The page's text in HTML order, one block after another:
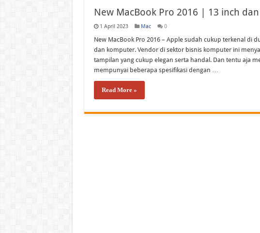
MacBook Air M5 Resmi Hadir: Apa
Rahasia Menggunakan iPad Lebih Cepat
iPad Generasi Terbaru Hadir dengan
WWDC 2026 Bikin Heboh! Siri AI dan
New MacBook Pro 2016 | 13 inch
1 April 2023 Mac 0
New MacBook Pro 2016 – Apple sudah cukup terkenal di
dan komputer. Vendor di sektor bisnis komputer ini
tampilan yang cukup elegan serta handal. Dan tentu aja
mempunyai beberapa spesifikasi dengan …
Read More »